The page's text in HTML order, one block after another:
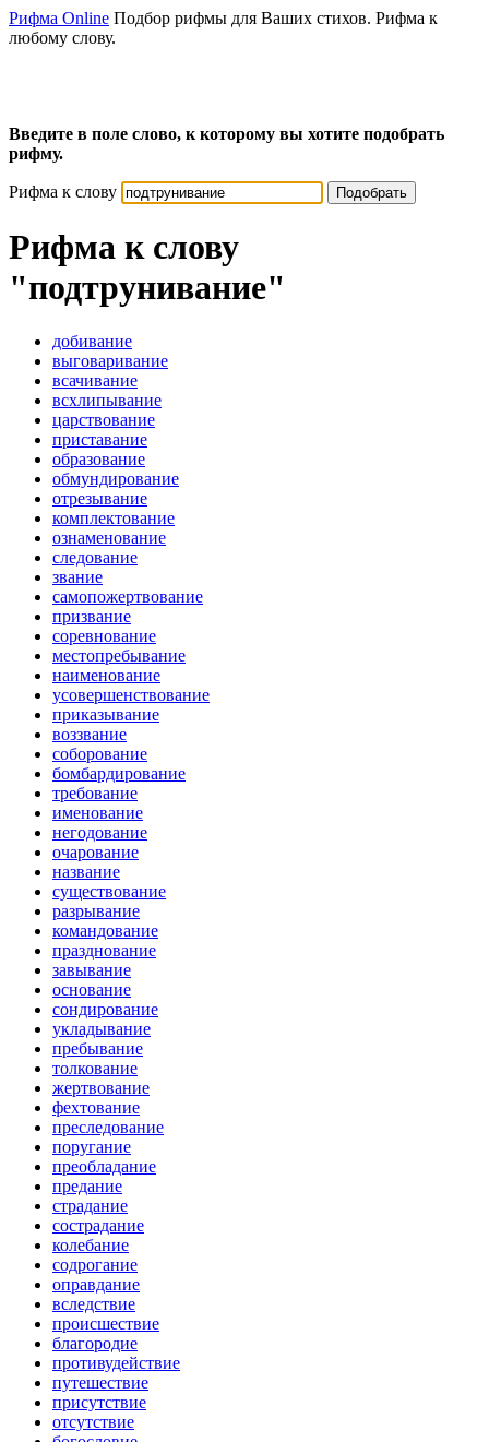
Рифма Online Подбор рифмы для Ваших стихов. Рифма к
любому слову.
Введите в поле слово, к которому вы хотите подобрать
рифму.
Рифма к слову Подобрать
Рифма к слову
"подтрунивание"
добивание
выговаривание
всачивание
всхлипывание
царствование
приставание
образование
обмундирование
отрезывание
комплектование
ознаменование
следование
звание
самопожертвование
призвание
соревнование
местопребывание
наименование
усовершенствование
приказывание
воззвание
соборование
бомбардирование
требование
именование
негодование
очарование
название
существование
разрывание
командование
празднование
завывание
основание
сондирование
укладывание
пребывание
толкование
жертвование
фехтование
преследование
поругание
преобладание
предание
страдание
сострадание
колебание
содрогание
оправдание
вследствие
происшествие
благородие
противудействие
путешествие
присутствие
отсутствие